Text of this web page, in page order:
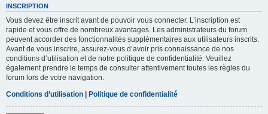
INSCRIPTION
Vous devez être inscrit avant de pouvoir vous connecter. L’inscription est
rapide et vous offre de nombreux avantages. Les administrateurs du forum
peuvent accorder des fonctionnalités supplémentaires aux utilisateurs inscrits.
Avant de vous inscrire, assurez-vous d’avoir pris connaissance de nos
conditions d’utilisation et de notre politique de confidentialité. Veuillez
également prendre le temps de consulter attentivement toutes les règles du
forum lors de votre navigation.
Conditions d’utilisation | Politique de confidentialité